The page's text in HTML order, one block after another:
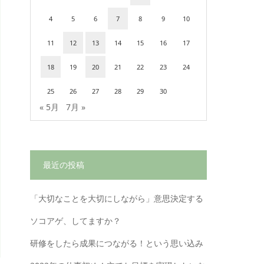
4 5 6 7 8 9 10
11 12 13 14 15 16 17
18 19 20 21 22 23 24
25 26 27 28 29 30
« 5月 7月 »
最近の投稿
「大切なことを大切にしながら」意思決定する
ソコアゲ、してますか？
研修をしたら成果につながる！という思い込み